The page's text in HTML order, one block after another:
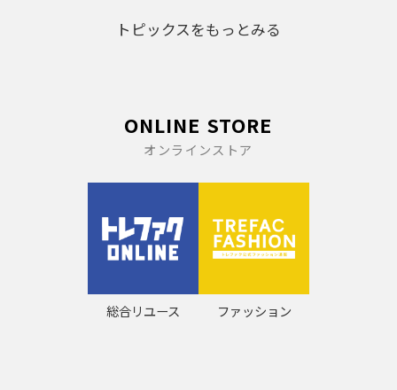
トピックスをもっとみる
ONLINE STORE
オンラインストア
総合リユース ファッション